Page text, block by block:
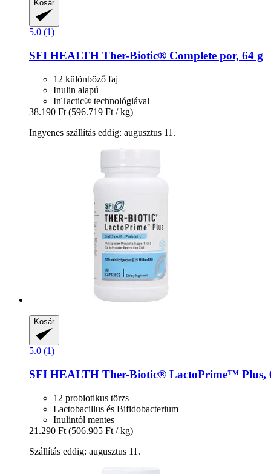
Kosár
5.0 (1)
SFI HEALTH Ther-​Biotic® Complete por, 64 g
12 különböző faj
Inulin alapú
InTactic® technológiával
38.190 Ft (596.719 Ft / kg)
Ingyenes szállítás eddig: augusztus 11.
Kosár
5.0 (1)
SFI HEALTH Ther-​Biotic® LactoPrime™ Plus,
12 probiotikus törzs
Lactobacillus és Bifidobacterium
Inulintól mentes
21.290 Ft (506.905 Ft / kg)
Szállítás eddig: augusztus 11.